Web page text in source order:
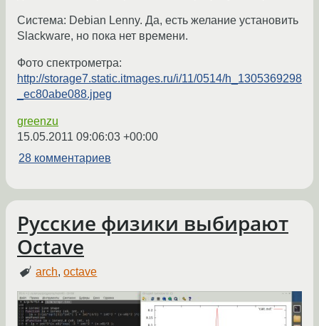
Система: Debian Lenny. Да, есть желание установить
Slackware, но пока нет времени.
Фото спектрометра:
http://storage7.static.itmages.ru/i/11/0514/h_1305369298
_ec80abe088.jpeg
greenzu
15.05.2011 09:06:03 +00:00
28 комментариев
Русские физики выбирают
Octave
arch,octave